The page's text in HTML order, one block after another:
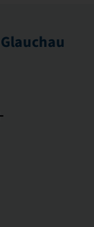
Glauchau